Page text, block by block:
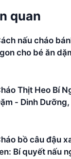
quan
nấu cháo
cho bé ăn
Thịt Heo Bí
- Dinh
bồ câu đậu
Bí quyết nấu